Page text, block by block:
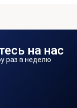
на нас
раз в неделю